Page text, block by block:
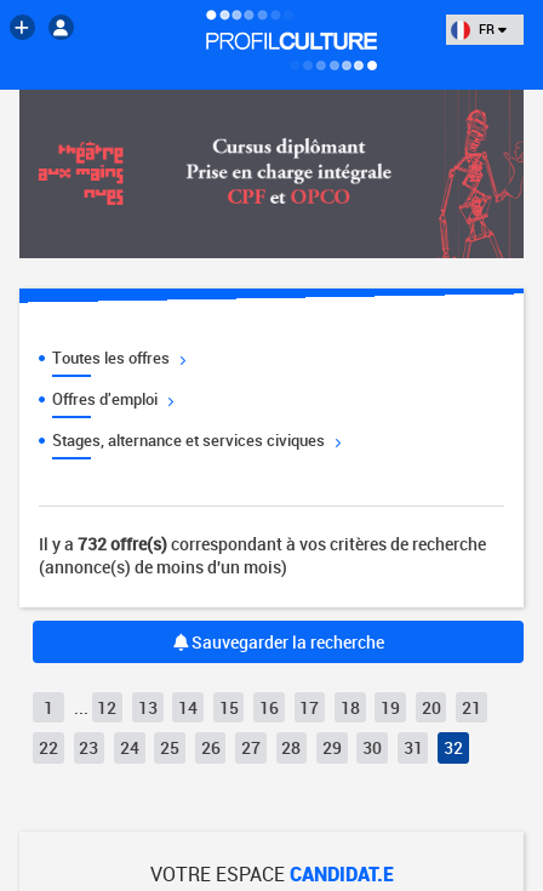
FR
Toutes les offres
Offres d'emploi
Stages, alternance et services civiques
Il y a 732 offre(s)correspondant à vos critères de recherche
(annonce(s) de moins d'un mois)
Sauvegarder la recherche
1 12 13 14 15 16 17 18 19 20
21
22
23 24 25 26 27 28 29 30 31 32
VOTRE ESPACECANDIDAT.E